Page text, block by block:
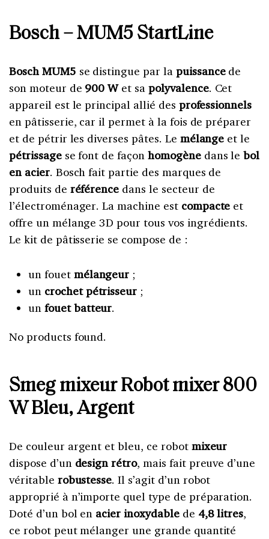
Bosch – MUM5 StartLine
Bosch MUM5 se distingue par la puissancede
son moteur de 900 Wet sapolyvalence. Cet
appareil est le principal allié des professionnels
en pâtisserie, car il permet à la fois de préparer
et de pétrir les diverses pâtes. Le mélange et le
pétrissagese font de façon homogènedans lebol
en acier. Bosch fait partie des marques de
produits de référence dans le secteur de
l’électroménager. La machine est compacte et
offre un mélange 3D pour tous vos ingrédients.
Le kit de pâtisserie se compose de :
un fouet mélangeur ;
un crochet pétrisseur ;
un fouet batteur.
No products found.
Smeg mixeur Robot mixer 800
W Bleu, Argent
De couleur argent et bleu, ce robot mixeur
dispose d’un design rétro, mais fait preuve d’une
véritable robustesse. Il s’agit d’un robot
approprié à n’importe quel type de préparation.
Doté d’un bol en acier inoxydablede 4,8 litres,
ce robot peut mélanger une grande quantité